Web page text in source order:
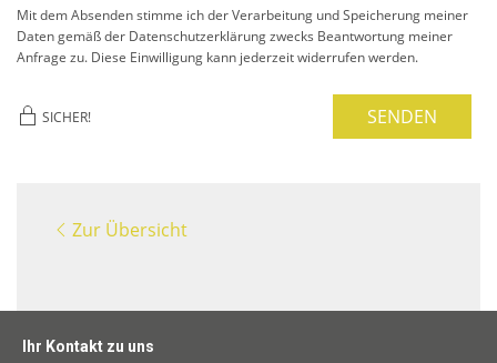
Mit dem Absenden stimme ich der Verarbeitung und Speicherung meiner
Daten gemäß der Datenschutzerklärung zwecks Beantwortung meiner
Anfrage zu. Diese Einwilligung kann jederzeit widerrufen werden.
SICHER! SENDEN
Zur Übersicht
Ihr Kontakt zu uns